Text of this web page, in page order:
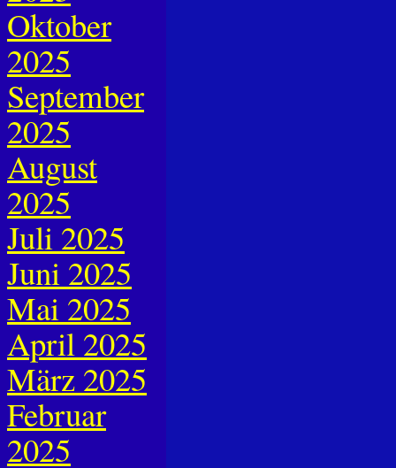
Oktober
2025
September
2025
August
2025
Juli 2025
Juni 2025
Mai 2025
April 2025
März 2025
Februar
2025